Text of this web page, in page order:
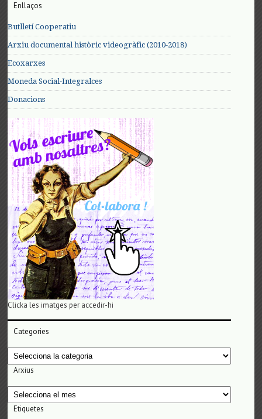
Enllaços
Butlletí Cooperatiu
Arxiu documental històric videogràfic (2010-2018)
Ecoxarxes
Moneda Social-Integralces
Donacions
Clicka les imatges per accedir-hi
Categories
Categories
Arxius
Arxius
Etiquetes